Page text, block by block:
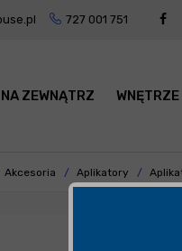
727 001 751
NA ZEWNĄTRZ WNĘTRZE
Akcesoria Aplikatory